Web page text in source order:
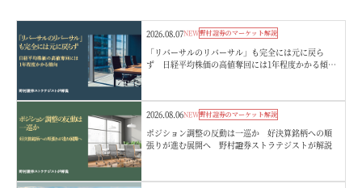
2026.08.07NEW野村證券のマーケット解説
「リバーサルのリバーサル」も完全には元に戻ら
ず 日経平均株価の高値奪回には1年程度かかる傾
2026.08.06NEW野村證券のマーケット解説
ポジション調整の反動は一巡か 好決算銘柄への順
張りが進む展開へ 野村證券ストラテジストが解説